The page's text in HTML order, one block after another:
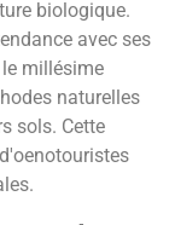
biologique.
avec ses
millésime
naturelles
sols. Cette